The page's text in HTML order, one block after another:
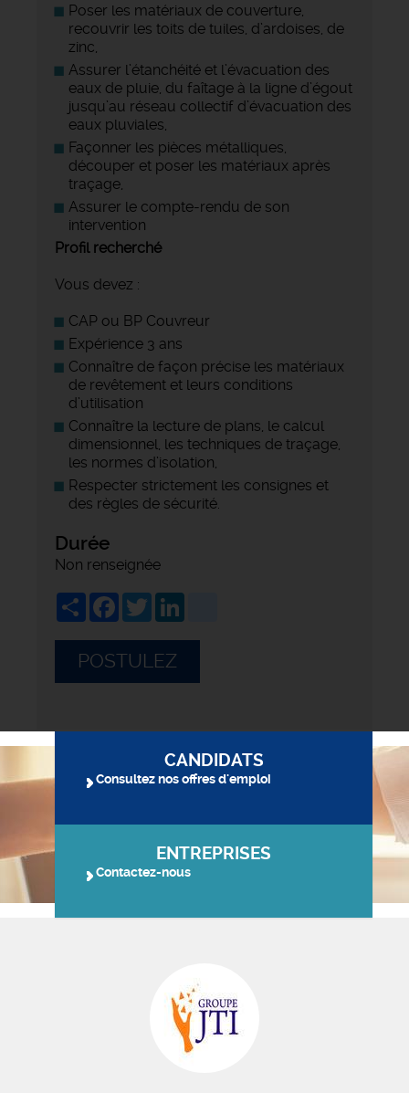
Poser les matériaux de couverture,
recouvrir les toits de tuiles, d’ardoises, de
zinc,
Assurer l’étanchéité et l’évacuation des
eaux de pluie, du faîtage à la ligne d’égout
jusqu’au réseau collectif d’évacuation des
eaux pluviales,
Façonner les pièces métalliques,
découper et poser les matériaux après
traçage,
Assurer le compte-rendu de son
intervention
Profil recherché
Vous devez :
CAP ou BP Couvreur
Expérience 3 ans
Connaître de façon précise les matériaux
de revêtement et leurs conditions
d’utilisation
Connaître la lecture de plans, le calcul
dimensionnel, les techniques de traçage,
les normes d’isolation,
Respecter strictement les consignes et
des règles de sécurité.
Durée
Non renseignée
ShareFacebook
Twitter
POSTULEZ
CANDIDATS
Consultez nos offres d'emploi
ENTREPRISES
Contactez-nous